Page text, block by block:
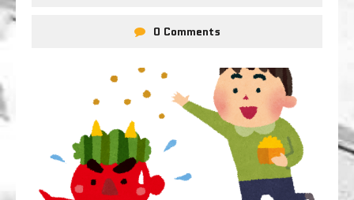
0 Comments